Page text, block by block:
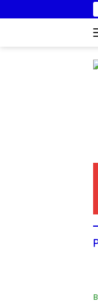
ke
Jumat